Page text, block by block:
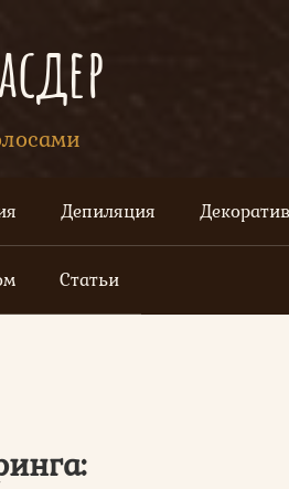
Депиляция
Статьи